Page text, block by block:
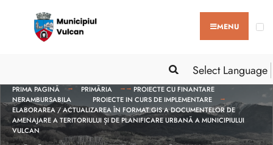
MENU
Select Language
PRIMA PAGINĂ PRIMĂRIA
PROIECTE CU FINANTARE
NERAMBURSABILA
PROIECTE IN CURS DE IMPLEMENTARE
ELABORAREA / ACTUALIZAREA ÎN FORMAT GIS A DOCUMENTELOR DE
AMENAJARE A TERITORIULUI ȘI DE PLANIFICARE URBANĂ A MUNICIPIULUI
VULCAN